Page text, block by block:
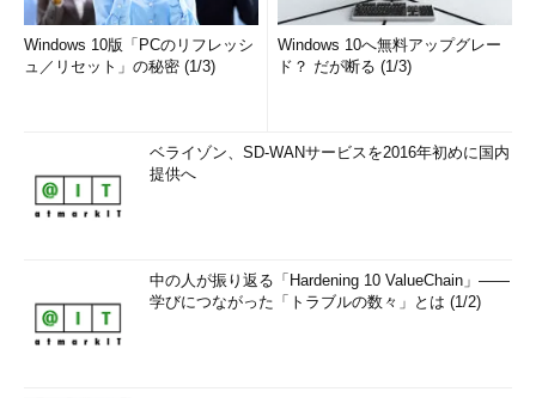
Windows 10版「PCのリフレッシ
ュ／リセット」の秘密 (1/3)
Windows 10へ無料アップグレー
ド？ だが断る (1/3)
ベライゾン、SD-WANサービスを2016年初めに国内
提供へ
中の人が振り返る「Hardening 10 ValueChain」――
学びにつながった「トラブルの数々」とは (1/2)